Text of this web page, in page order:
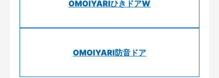
OMOIYARIひきドアW
OMOIYARI防音ドア